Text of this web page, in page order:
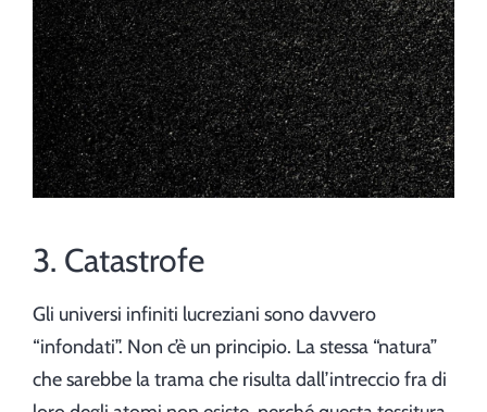
3. Catastrofe
Gli universi infiniti lucreziani sono davvero
“infondati”. Non c’è un principio. La stessa “natura”
che sarebbe la trama che risulta dall’intreccio fra di